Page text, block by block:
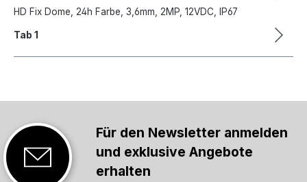
HD Fix Dome, 24h Farbe, 3,6mm, 2MP, 12VDC, IP67
Tab 1
Für den Newsletter anmelden
und exklusive Angebote
erhalten